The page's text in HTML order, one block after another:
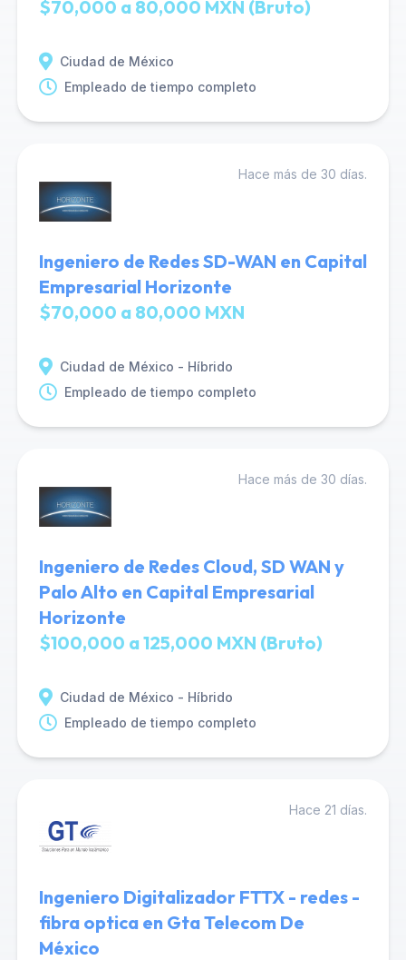
$70,000 a 80,000 MXN (Bruto)
Ciudad de México
Empleado de tiempo completo
Hace más de 30 días.
Ingeniero de Redes SD-WAN en Capital
Empresarial Horizonte
$70,000 a 80,000 MXN
Ciudad de México - Híbrido
Empleado de tiempo completo
Hace más de 30 días.
Ingeniero de Redes Cloud, SD WAN y
Palo Alto en Capital Empresarial
Horizonte
$100,000 a 125,000 MXN (Bruto)
Ciudad de México - Híbrido
Empleado de tiempo completo
Hace 21 días.
Ingeniero Digitalizador FTTX - redes -
fibra optica en Gta Telecom De
México